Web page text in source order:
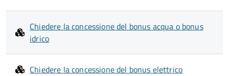
Chiedere la concessione del bonus acqua o bonus
idrico
Chiedere la concessione del bonus elettrico